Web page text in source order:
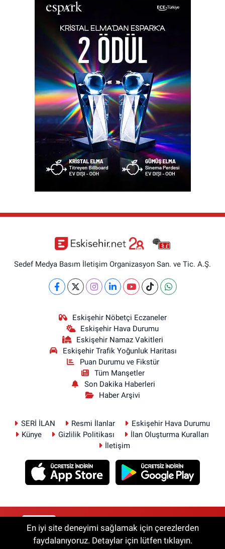
Sedef Medya Basım İletişim Organizasyon San. ve Tic. A.Ş.
Eskişehir Nöbetçi Eczaneler
Eskişehir Hava Durumu
Eskişehir Namaz Vakitleri
Eskişehir Trafik Yoğunluk Haritası
Puan Durumu ve Fikstür
Tüm Manşetler
Son Dakika Haberleri
Haber Arşivi
SERİ İLAN Resmi İlanlar
Eskişehir Hava Durumu
Künye
Gizlilik Politikası
İlan Oluşturma Kuralları
İletişim
RSS Copyright © 2026. Her hakkı saklıdır.
En iyi site deneyimi sağlamak için çerezlerden
faydalanıyoruz. Detaylar için lütfen tıklayın.